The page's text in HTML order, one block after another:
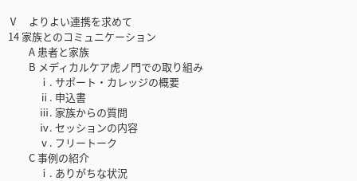
Ⅴ よりよい連携を求めて
14 家族とのコミュニケーション
A 患者と家族
B メディカルケア虎ノ門での取り組み
ⅰ. サポート・カレッジの概要
ⅱ. 申込書
ⅲ. 家族からの質問
ⅳ. セッションの内容
ⅴ. フリートーク
C 事例の紹介
ⅰ. ありがちな状況